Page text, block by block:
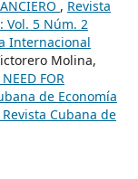
, Revista
Vol. 5 Núm. 2
Internacional
Molina,
FOR
de Economía
Cubana de